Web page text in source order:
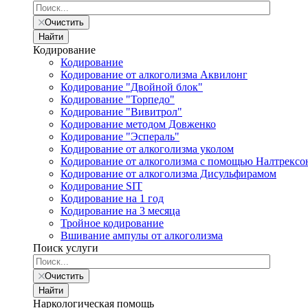
Очистить
Найти
Кодирование
Кодирование
Кодирование от алкоголизма Аквилонг
Кодирование "Двойной блок"
Кодирование "Торпедо"
Кодирование "Вивитрол"
Кодирование методом Довженко
Кодирование "Эспераль"
Кодирование от алкоголизма уколом
Кодирование от алкоголизма с помощью
Кодирование от алкоголизма Дисульфирамом
Кодирование SIT
Кодирование на 1 год
Кодирование на 3 месяца
Тройное кодирование
Вшивание ампулы от алкоголизма
Поиск услуги
Очистить
Найти
Наркологическая помощь